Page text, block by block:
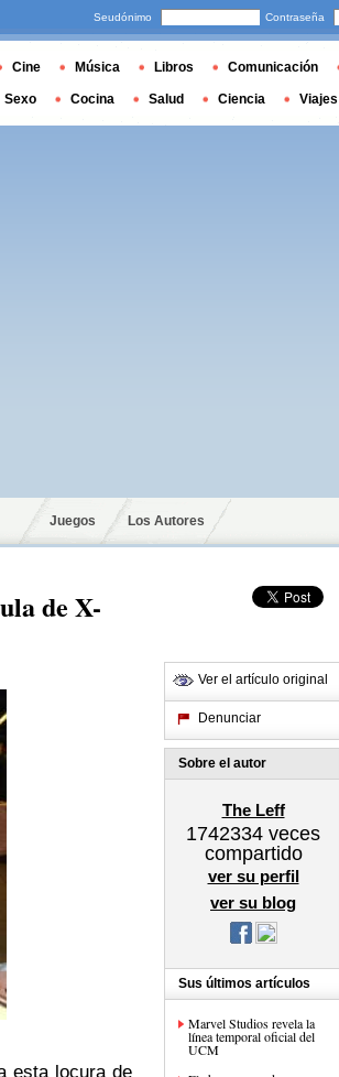
Juegos Los Autores
de X-
esta locura de
Ver el artículo original
Denunciar
Sobre el autor
The Leff
1742334 veces
compartido
ver su perfil
ver su blog
Sus últimos artículos
Marvel Studios revela la
línea temporal oficial del
UCM
Seudónimo Contraseña
Cine Música Libros Comunicación
Sexo Cocina Salud Ciencia Viajes